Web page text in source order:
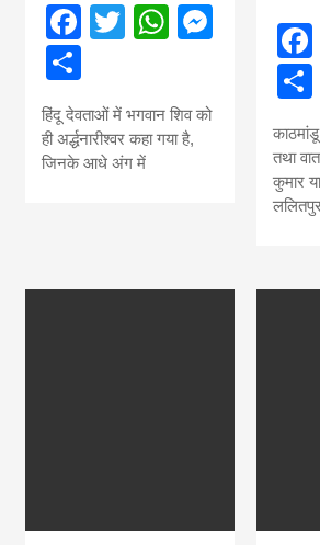
Facebook
Twitter
हिंदू देवताओं में भगवान शिव को
ही अर्द्धनारीश्वर कहा गया है,
जिनके आधे अंग में
तथा
कुमार